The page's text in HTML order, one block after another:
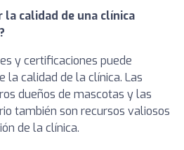
la calidad de una clínica
y certificaciones puede
la calidad de la clínica. Las
dueños de mascotas y las
también son recursos valiosos
de la clínica.